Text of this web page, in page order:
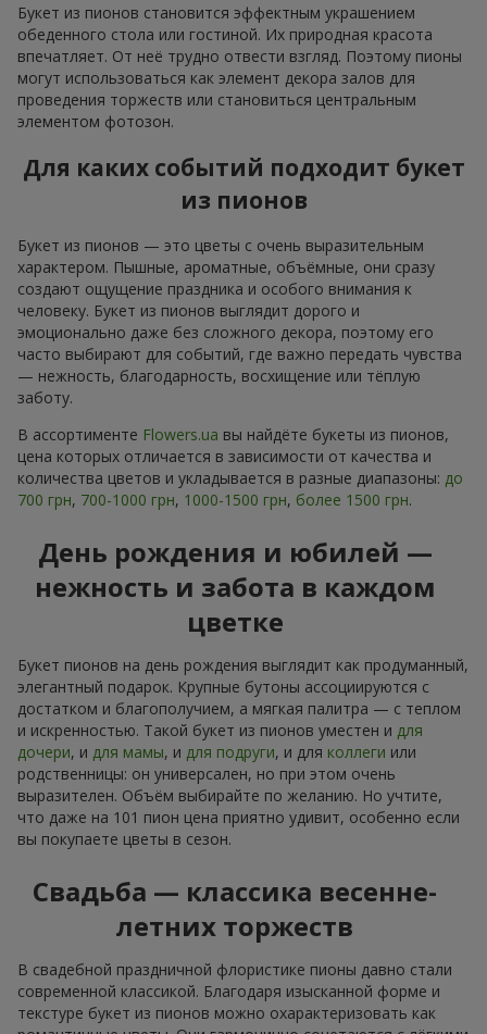
Букет из пионов становится эффектным украшением
обеденного стола или гостиной. Их природная красота
впечатляет. От неё трудно отвести взгляд. Поэтому пионы
могут использоваться как элемент декора залов для
проведения торжеств или становиться центральным
элементом фотозон.
Для каких событий подходит букет
из пионов
Букет из пионов — это цветы с очень выразительным
характером. Пышные, ароматные, объёмные, они сразу
создают ощущение праздника и особого внимания к
человеку. Букет из пионов выглядит дорого и
эмоционально даже без сложного декора, поэтому его
часто выбирают для событий, где важно передать чувства
— нежность, благодарность, восхищение или тёплую
заботу.
В ассортименте Flowers.ua вы найдёте букеты из пионов,
цена которых отличается в зависимости от качества и
количества цветов и укладывается в разные диапазоны: до
700 грн, 700-1000 грн, 1000-1500 грн, более 1500 грн.
День рождения и юбилей —
нежность и забота в каждом
цветке
Букет пионов на день рождения выглядит как продуманный,
элегантный подарок. Крупные бутоны ассоциируются с
достатком и благополучием, а мягкая палитра — с теплом
и искренностью. Такой букет из пионов уместен и для
дочери, и для мамы, и для подруги, и для коллеги или
родственницы: он универсален, но при этом очень
выразителен. Объём выбирайте по желанию. Но учтите,
что даже на 101 пион цена приятно удивит, особенно если
вы покупаете цветы в сезон.
Свадьба — классика весенне-
летних торжеств
В свадебной праздничной флористике пионы давно стали
современной классикой. Благодаря изысканной форме и
текстуре букет из пионов можно охарактеризовать как